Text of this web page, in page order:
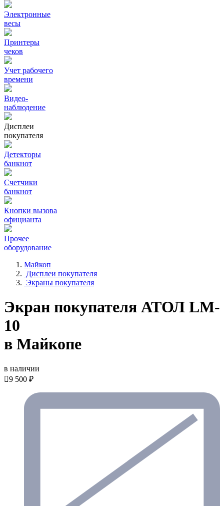
Электронные
весы
Принтеры
чеков
Учет рабочего
времени
Видео‑
наблюдение
Дисплеи
покупателя
Детекторы
банкнот
Счетчики
банкнот
Кнопки вызова
официанта
Прочее
оборудование
Майкоп
Дисплеи покупателя
Экраны покупателя
Экран покупателя АТОЛ LM-
10
в Майкопе
в наличии
9 500 ₽